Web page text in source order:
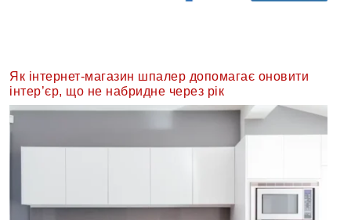
Як інтернет-магазин шпалер допомагає оновити
інтер’єр, що не набридне через рік